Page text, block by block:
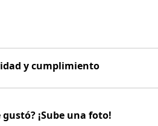
y cumplimiento
¡Sube una foto!